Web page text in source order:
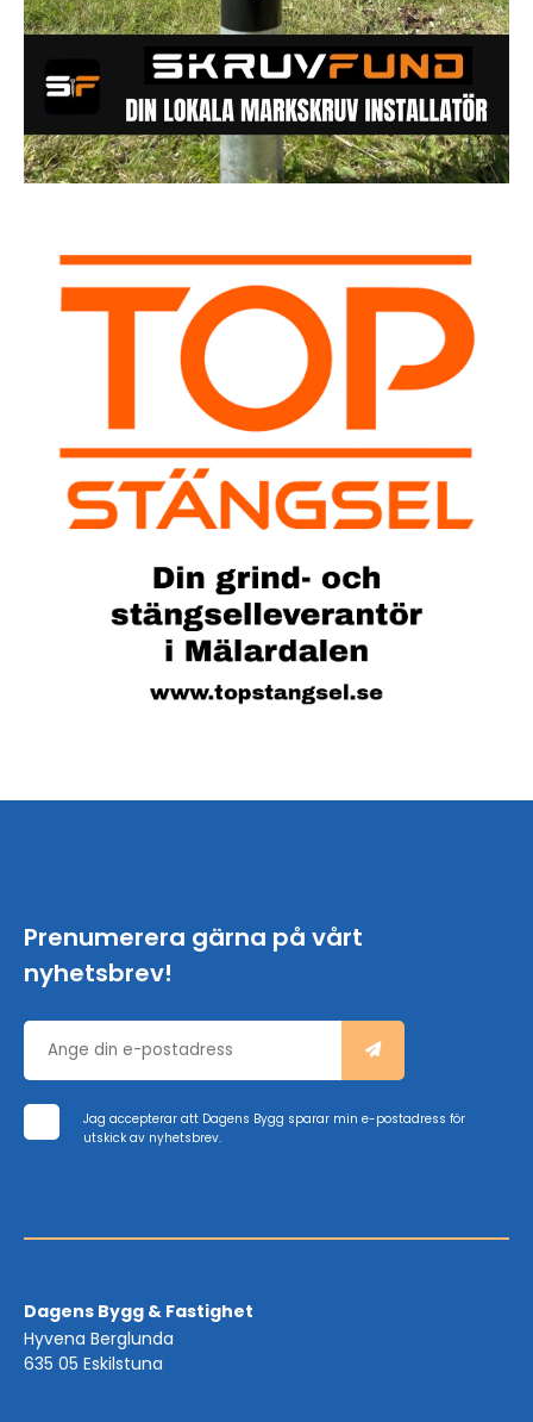
Prenumerera gärna på vårt
nyhetsbrev!
Jag accepterar att Dagens Bygg sparar min e-postadress för
utskick av nyhetsbrev.
Dagens Bygg & Fastighet
Hyvena Berglunda
635 05 Eskilstuna